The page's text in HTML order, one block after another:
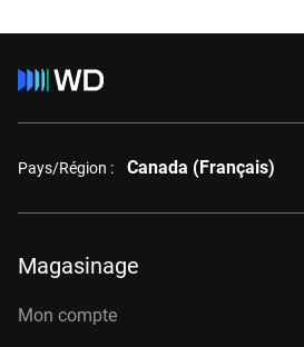
Pays/Région : Canada (Français)
Magasinage
Mon compte